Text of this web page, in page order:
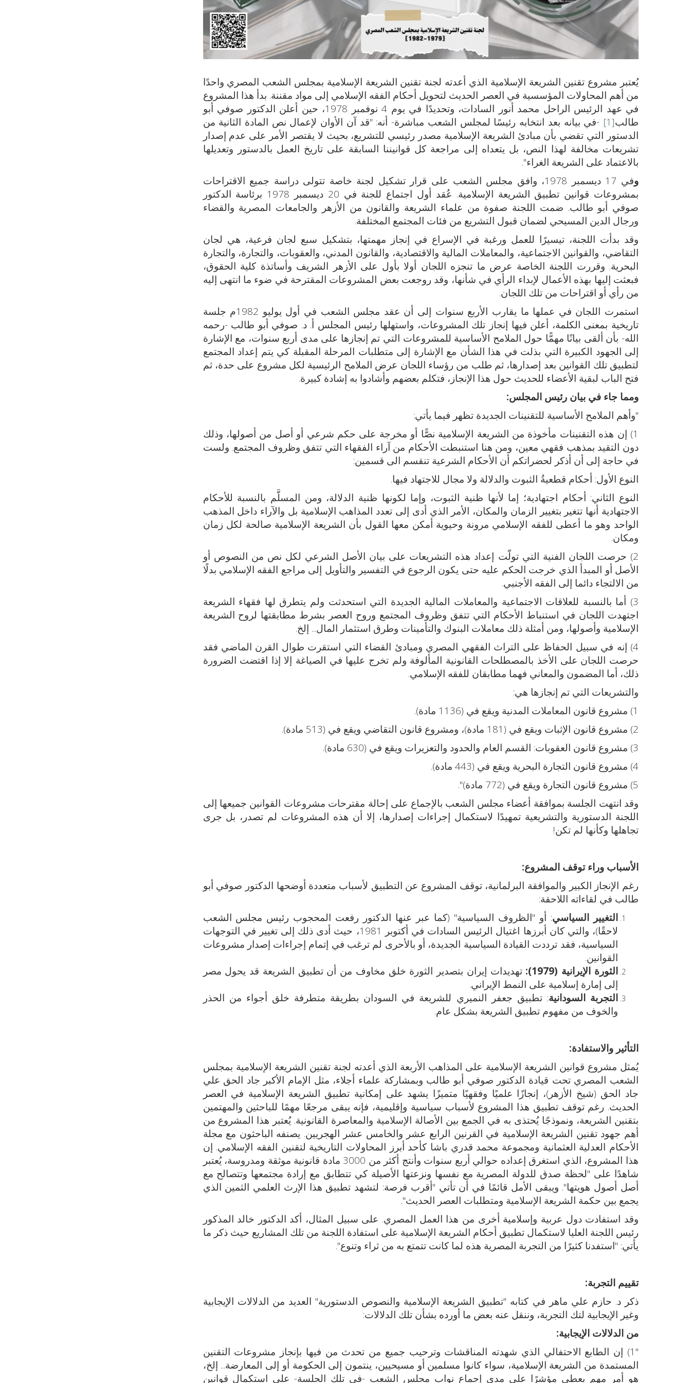
يُعتبر مشروع تقنين الشريعة الإسلامية الذي أعدته لجنة تقنين الشريعة الإسلامية بمجلس الشعب المصري واحدًا
من أهم المحاولات المؤسسية في العصر الحديث لتحويل أحكام الفقه الإسلامي إلى مواد مقننة. بدأ هذا المشروع
في عهد الرئيس الراحل محمد أنور السادات، وتحديدًا في يوم 4 نوفمبر 1978، حين أعلن الدكتور صوفي أبو
طالب[1]
-في بيانه بعد انتخابه رئيسًا لمجلس الشعب مباشرة- أنه: "قد آن الأوان لإعمال نص المادة الثانية من
الدستور التي تقضي بأن مبادئ الشريعة الإسلامية مصدر رئيسي للتشريع، بحيث لا يقتصر الأمر على عدم إصدار
تشريعات مخالفة لهذا النص، بل يتعداه إلى مراجعة كل قوانيننا السابقة على تاريخ العمل بالدستور وتعديلها
بالاعتماد على الشريعة الغراء".
و
في 17 ديسمبر 1978، وافق مجلس الشعب على قرار تشكيل لجنة خاصة تتولى دراسة جميع الاقتراحات
بمشروعات قوانين تطبيق الشريعة الإسلامية. عُقد أول اجتماع للجنة في 20 ديسمبر 1978 برئاسة الدكتور
صوفي أبو طالب. ضمت اللجنة صفوة من علماء الشريعة والقانون من الأزهر والجامعات المصرية والقضاء
ورجال الدين المسيحي لضمان قبول التشريع من فئات المجتمع المختلفة.
وقد بدأت اللجنة، تيسيرًا للعمل ورغبة في الإسراع في إنجاز مهمتها، بتشكيل سبع لجان فرعية، هي لجان
التقاضي، والقوانين الاجتماعية، والمعاملات المالية والاقتصادية، والقانون المدني، والعقوبات، والتجارة، والتجارة
البحرية. وقررت اللجنة الخاصة عرض ما تنجزه اللجان أولا بأول على الأزهر الشريف وأساتذة كلية الحقوق،
فبعثت إليها بهذه الأعمال لإبداء الرأي في شأنها، وقد روجعت بعض المشروعات المقترحة في ضوء ما انتهى إليه
من رأي أو اقتراحات من تلك اللجان.
استمرت اللجان في عملها ما يقارب الأربع سنوات إلى أن عقد مجلس الشعب في أول يوليو 1982م جلسة
تاريخية بمعنى الكلمة، أعلن فيها إنجاز تلك المشروعات، واستهلها رئيس المجلس أ. د. صوفي أبو طالب -رحمه
الله- بأن ألقى بيانًا مهمًّا حول الملامح الأساسية للمشروعات التي تم إنجازها على مدى أربع سنوات، مع الإشارة
إلى الجهود الكبيرة التي بذلت في هذا الشأن مع الإشارة إلى متطلبات المرحلة المقبلة كي يتم إعداد المجتمع
لتطبيق تلك القوانين بعد إصدارها، ثم طلب من رؤساء اللجان عرض الملامح الرئيسية لكل مشروع على حدة، ثم
فتح الباب لبقية الأعضاء للحديث حول هذا الإنجاز، فتكلم بعضهم وأشادوا به إشادة كبيرة.
ومما جاء في بيان رئيس المجلس:
"وأهم الملامح الأساسية للتقنينات الجديدة تظهر فيما يأتي:
1) إن هذه التقنينات مأخوذة من الشريعة الإسلامية نصًّا أو مخرجة على حكم شرعي أو أصل من أصولها، وذلك
دون التقيد بمذهب فقهي معين، ومن هنا استنبطت الأحكام من آراء الفقهاء التي تتفق وظروف المجتمع. ولست
في حاجة إلى أن أذكر لحضراتكم أن الأحكام الشرعية تنقسم الى قسمين:
النوع الأول: أحكام قطعيةُ الثبوت والدلالة ولا مجال للاجتهاد فيها.
النوع الثاني: أحكام اجتهادية؛ إما لأنها ظنية الثبوت، وإما لكونها ظنية الدلالة، ومن المسلَّم بالنسبة للأحكام
الاجتهادية أنها تتغير بتغيير الزمان والمكان، الأمر الذي أدى إلى تعدد المذاهب الإسلامية بل والآراء داخل المذهب
الواحد وهو ما أعطى للفقه الإسلامي مرونة وحيوية أمكن معها القول بأن الشريعة الإسلامية صالحة لكل زمان
ومكان.
2) حرصت اللجان الفنية التي تولّت إعداد هذه التشريعات على بيان الأصل الشرعي لكل نص من النصوص أو
الأصل أو المبدأ الذي خرجت الحكم عليه حتى يكون الرجوع في التفسير والتأويل إلى مراجع الفقه الإسلامي بدلًا
من الالتجاء دائما إلى الفقه الأجنبي.
3) أما بالنسبة للعلاقات الاجتماعية والمعاملات المالية الجديدة التي استحدثت ولم يتطرق لها فقهاء الشريعة
اجتهدت اللجان في استنباط الأحكام التي تتفق وظروف المجتمع وروح العصر بشرط مطابقتها لروح الشريعة
الإسلامية وأصولها، ومن أمثلة ذلك معاملات البنوك والتأمينات وطرق استثمار المال... إلخ.
4) إنه في سبيل الحفاظ على التراث الفقهي المصري ومبادئ القضاء التي استقرت طوال القرن الماضي فقد
حرصت اللجان على الأخذ بالمصطلحات القانونية المألوفة ولم تخرج عليها في الصياغة إلا إذا اقتضت الضرورة
ذلك، أما المضمون والمعاني فهما مطابقان للفقه الإسلامي.
والتشريعات التي تم إنجازها هي:
1) مشروع قانون المعاملات المدنية ويقع في (1136 مادة).
2) مشروع قانون الإثبات ويقع في (181 مادة)، ومشروع قانون التقاضي ويقع في (513 مادة).
3) مشروع قانون العقوبات: القسم العام والحدود والتعزيرات ويقع في (630 مادة).
4) مشروع قانون التجارة البحرية ويقع في (443 مادة).
5) مشروع قانون التجارة ويقع في (772 مادة)".
وقد انتهت الجلسة بموافقة أعضاء مجلس الشعب بالإجماع على إحالة مقترحات مشروعات القوانين جميعها إلى
اللجنة الدستورية والتشريعية تمهيدًا لاستكمال إجراءات إصدارها، إلا أن هذه المشروعات لم تصدر، بل جرى
تجاهلها وكأنها لم تكن!
الأسباب وراء توقف المشروع:
رغم الإنجاز الكبير والموافقة البرلمانية، توقف المشروع عن التطبيق لأسباب متعددة أوضحها الدكتور صوفي أبو
طالب في لقاءاته اللاحقة:
التغيير السياسي: أو "الظروف السياسية" (كما عبر عنها الدكتور رفعت المحجوب رئيس مجلس الشعب
لاحقًا)، والتي كان أبرزها اغتيال الرئيس السادات في أكتوبر 1981، حيث أدى ذلك إلى تغيير في التوجهات
السياسية، فقد ترددت القيادة السياسية الجديدة، أو بالأحرى لم ترغب في إتمام إجراءات إصدار مشروعات
القوانين.
الثورة الإيرانية (1979)
:تهديدات إيران بتصدير الثورة خلق مخاوف من أن تطبيق الشريعة قد يحول مصر
إلى إمارة إسلامية على النمط الإيراني.
التجربة السودانية: تطبيق جعفر النميري للشريعة في السودان بطريقة متطرفة خلق أجواء من الحذر
والخوف من مفهوم تطبيق الشريعة بشكل عام.
التأثير والاستفادة:
يُمثل مشروع قوانين الشريعة الإسلامية على المذاهب الأربعة الذي أعدته لجنة تقنين الشريعة الإسلامية بمجلس
الشعب المصري تحت قيادة الدكتور صوفي أبو طالب وبمشاركة علماء أجلاء، مثل الإمام الأكبر جاد الحق علي
جاد الحق (شيخ الأزهر)، إنجازًا علميًا وفقهيًا متميزًا يشهد على إمكانية تطبيق الشريعة الإسلامية في العصر
الحديث. رغم توقف تطبيق هذا المشروع لأسباب سياسية وإقليمية، فإنه يبقى مرجعًا مهمًا للباحثين والمهتمين
بتقنين الشريعة، ونموذجًا يُحتذى به في الجمع بين الأصالة الإسلامية والمعاصرة القانونية. يُعتبر هذا المشروع من
أهم جهود تقنين الشريعة الإسلامية في القرنين الرابع عشر والخامس عشر الهجريين. يصنفه الباحثون مع مجلة
الأحكام العدلية العثمانية ومجموعة محمد قدري باشا كأحد أبرز المحاولات التاريخية لتقنين الفقه الإسلامي. إن
هذا المشروع، الذي استغرق إعداده حوالي أربع سنوات وأنتج أكثر من 3000 مادة قانونية موثقة ومدروسة، يُعتبر
شاهدًا على "لحظة صدق للدولة المصرية مع نفسها ونزعتها الأصيلة كي تتطابق مع إرادة مجتمعها وتتصالح مع
أصل أصول هويتها". ويبقى الأمل قائمًا في أن تأتي "أقرب فرصة: لتشهد تطبيق هذا الإرث العلمي الثمين الذي
يجمع بين حكمة الشريعة الإسلامية ومتطلبات العصر الحديث".
وقد استفادت دول عربية وإسلامية أخرى من هذا العمل المصري. على سبيل المثال، أكد الدكتور خالد المذكور
رئيس اللجنة العليا لاستكمال تطبيق أحكام الشريعة الإسلامية على استفادة اللجنة من تلك المشاريع حيث ذكر ما
يأتي: "استفدنا كثيرًا من التجربة المصرية هذه لما كانت تتمتع به من ثراء وتنوع".
تقييم التجربة:
ذكر د. حازم علي ماهر في كتابه "تطبيق الشريعة الإسلامية والنصوص الدستورية" العديد من الدلالات الإيجابية
وغير الإيجابية لتك التجربة، وننقل عنه بعض ما أورده بشأن تلك الدلالات:
من الدلالات الإيجابية:
"1) إن الطابع الاحتفالي الذي شهدته المناقشات وترحيب جميع من تحدث من فيها بإنجاز مشروعات التقنين
المستمدة من الشريعة الإسلامية، سواء كانوا مسلمين أو مسيحيين، ينتمون إلى الحكومة أو إلى المعارضة... إلخ،
هو أمر مهم يعطي مؤشرًا على مدى إجماع نواب مجلس الشعب -في تلك الجلسة- على استكمال قوانين